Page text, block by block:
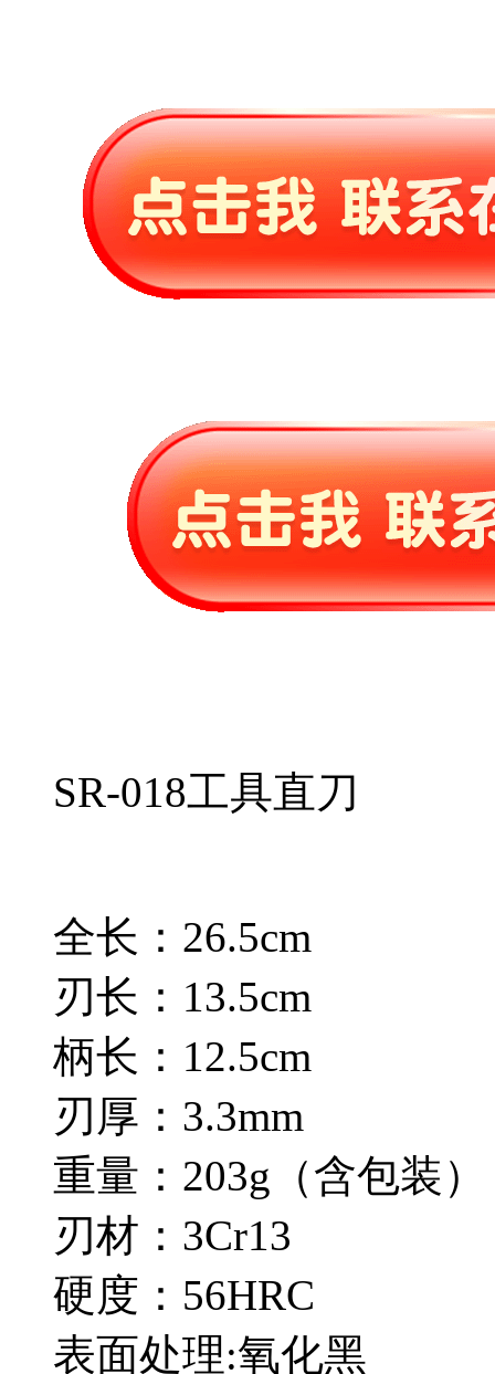
SR-018工具直刀
全长：26.5cm
刃长：13.5cm
柄长：12.5cm
刃厚：3.3mm
重量：203g（含包装）
刃材：3Cr13
硬度：56HRC
表面处理:氧化黑